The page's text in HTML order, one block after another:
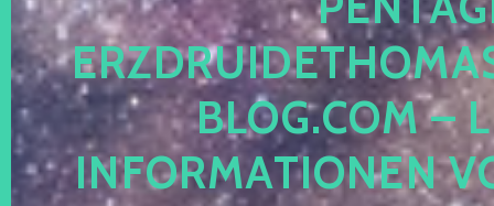
LOG.COM –
NFORMATIONEN